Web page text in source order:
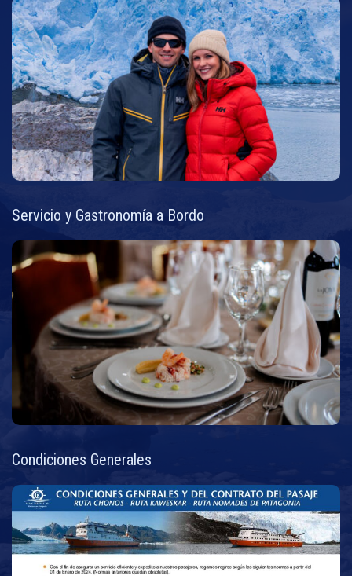
Servicio y Gastronomía a Bordo
Condiciones Generales